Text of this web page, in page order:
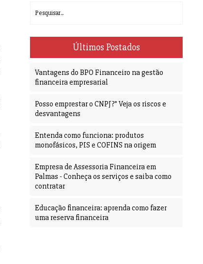
Últimos Postados
Vantagens do BPO Financeiro na gestão
financeira empresarial
Posso emprestar o CNPJ?” Veja os riscos e
desvantagens
Entenda como funciona: produtos
monofásicos, PIS e COFINS na origem
Empresa de Assessoria Financeira em
Palmas - Conheça os serviços e saiba como
contratar
Educação financeira: aprenda como fazer
uma reserva financeira